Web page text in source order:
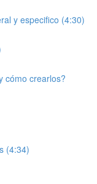
y especifico (4:30)
cómo crearlos?
(4:34)